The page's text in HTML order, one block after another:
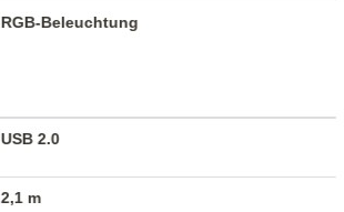
RGB-Beleuchtung
USB 2.0
2,1 m